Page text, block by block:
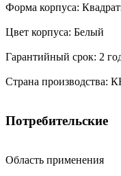
Форма корпуса:
Цвет корпуса: Белый
Гарантийный срок: 2
Страна производства:
Потребительские
Область применения